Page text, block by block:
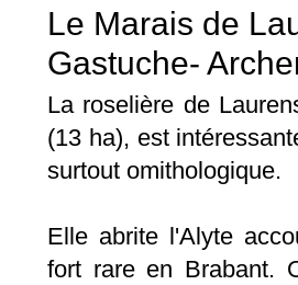
Le Marais de
Gastuche-
La roselière de
(13 ha), est
surtout omithologique.
Elle abrite l'Alyte
fort rare en Brabant.